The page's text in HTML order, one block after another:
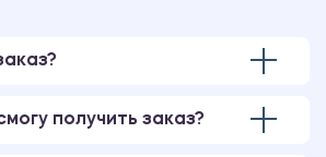
получить заказ?